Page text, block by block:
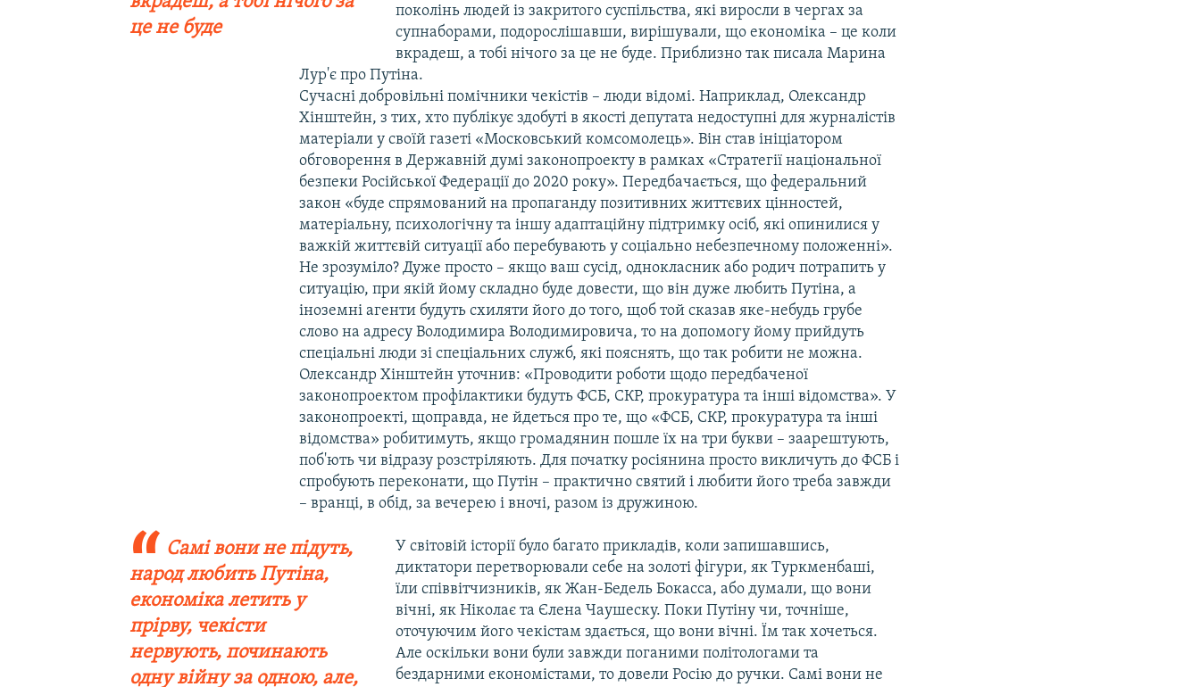
це не буде
поколінь людей із закритого суспільства, які виросли в чергах за
супнаборами, подорослішавши, вирішували, що економіка – це коли
вкрадеш, а тобі нічого за це не буде. Приблизно так писала Марина
Лур'є про Путіна.
Сучасні добровільні помічники чекістів – люди відомі. Наприклад, Олександр
Хінштейн, з тих, хто публікує здобуті в якості депутата недоступні для журналістів
матеріали у своїй газеті «Московський комсомолець». Він став ініціатором
обговорення в Державній думі законопроекту в рамках «Стратегії національної
безпеки Російської Федерації до 2020 року». Передбачається, що федеральний
закон «буде спрямований на пропаганду позитивних життєвих цінностей,
матеріальну, психологічну та іншу адаптаційну підтримку осіб, які опинилися у
важкій життєвій ситуації або перебувають у соціально небезпечному положенні».
Не зрозуміло? Дуже просто – якщо ваш сусід, однокласник або родич потрапить у
ситуацію, при якій йому складно буде довести, що він дуже любить Путіна, а
іноземні агенти будуть схиляти його до того, щоб той сказав яке-небудь грубе
слово на адресу Володимира Володимировича, то на допомогу йому прийдуть
спеціальні люди зі спеціальних служб, які пояснять, що так робити не можна.
Олександр Хінштейн уточнив: «Проводити роботи щодо передбаченої
законопроектом профілактики будуть ФСБ, СКР, прокуратура та інші відомства». У
законопроекті, щоправда, не йдеться про те, що «ФСБ, СКР, прокуратура та інші
відомства» робитимуть, якщо громадянин пошле їх на три букви – заарештують,
поб'ють чи відразу розстріляють. Для початку росіянина просто викличуть до ФСБ і
спробують переконати, що Путін – практично святий і любити його треба завжди
– вранці, в обід, за вечерею і вночі, разом із дружиною.
Самі вони не підуть,
народ любить Путіна,
економіка летить у
прірву, чекісти
нервують, починають
одну війну за одною, але,
​У світовій історії було багато прикладів, коли запишавшись,
диктатори перетворювали себе на золоті фігури, як Туркменбаші,
їли співвітчизників, як Жан-Бедель Бокасса, або думали, що вони
вічні, як Ніколає та Єлена Чаушеску. Поки Путіну чи, точніше,
оточуючим його чекістам здається, що вони вічні. Їм так хочеться.
Але оскільки вони були завжди поганими політологами та
бездарними економістами, то довели Росію до ручки. Самі вони не